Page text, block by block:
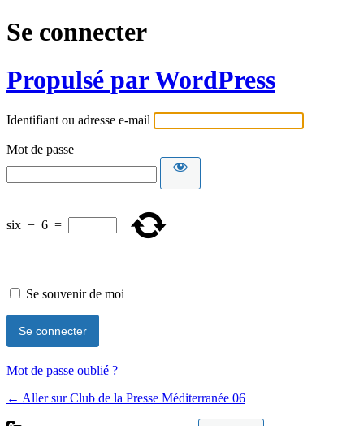
Se connecter
Propulsé par WordPress
Identifiant ou adresse e-mail
Mot de passe
six − 6 =
Se souvenir de moi
Mot de passe oublié ?
← Aller sur Club de la Presse Méditerranée 06